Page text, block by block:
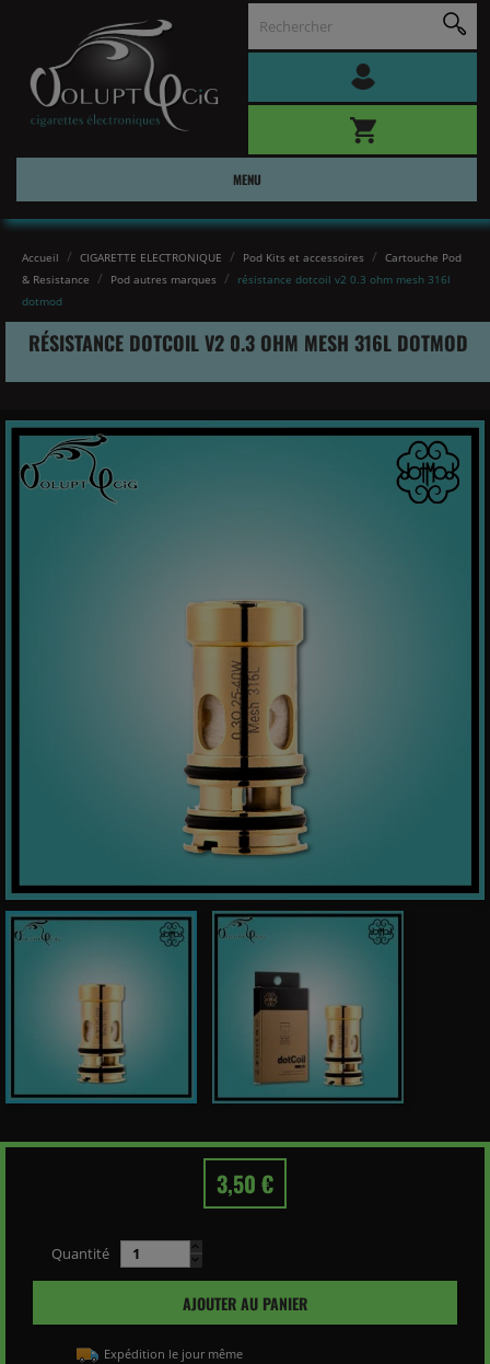
MENU
Accueil CIGARETTE ELECTRONIQUE Pod Kits et accessoires
Cartouche Pod
& Resistance
Pod autres marques
résistance dotcoil v2 0.3 ohm mesh 316l
dotmod
RÉSISTANCE DOTCOIL V2 0.3 OHM MESH 316L DOTMOD
3,50 €
Quantité
AJOUTER AU PANIER
Expédition le jour même